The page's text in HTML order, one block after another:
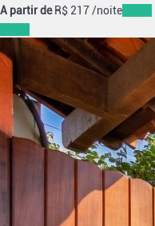
A partir deR$ 217/noite